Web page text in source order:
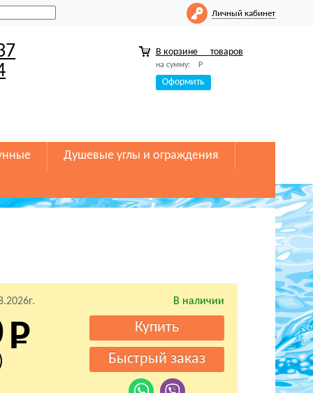
Личный кабинет
В корзине товаров
на сумму: Р
Оформить
Душевые углы и ограждения
В наличии